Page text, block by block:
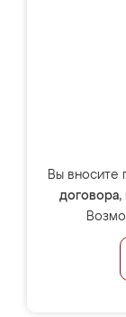
Вы вносите
договора,